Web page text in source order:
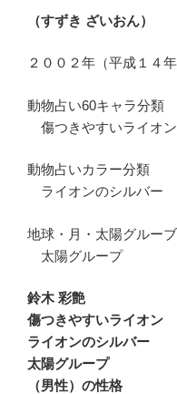
（すずき ざいおん）
２００２年（平成１４
動物占い60キャラ分類
傷つきやすいライオン
動物占いカラー分類
ライオンのシルバー
地球・月・太陽グルー
太陽グループ
鈴木 彩艶
傷つきやすいライオン
ライオンのシルバー
太陽グループ
（男性）の性格